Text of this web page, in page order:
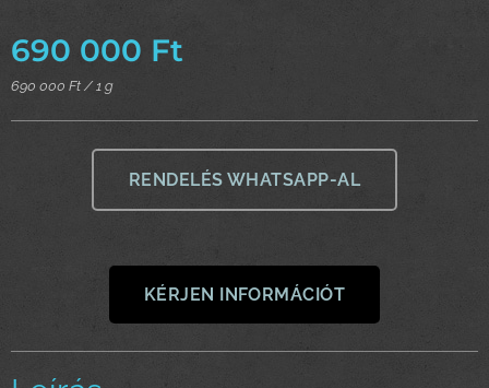
690 000 Ft
690 000 Ft / 1 g
RENDELÉS WHATSAPP-AL
KÉRJEN INFORMÁCIÓT